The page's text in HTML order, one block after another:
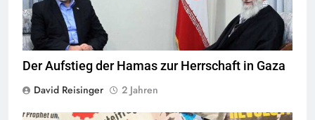
Der Aufstieg der Hamas zur Herrschaft in Gaza
David Reisinger
2 Jahren